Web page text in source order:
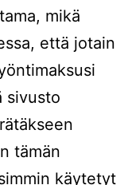
mikä
että jotain
sivusto
tämän
käytetyt